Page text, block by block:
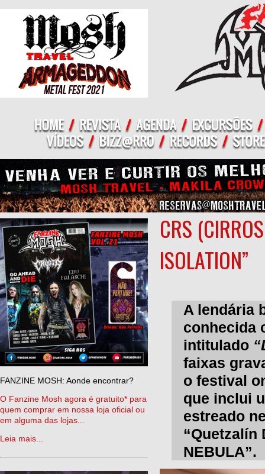
FANZINE MOSH: Aonde encontrar?
O Fanzine Mosh agora é gratuito* para
quem comprar em nossa loja oficial ou
em alguma das lojas...
Leia mais...
CRS
ISOLATION”
A lendária
conhecida
intitulado
faixas
o festival
que inclui
estreado
“Quetzalín
NEBULA”.